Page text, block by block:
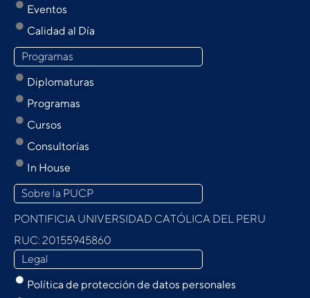
Eventos
Calidad al Día
Programas
Diplomaturas
Programas
Cursos
Consultorías
In House
Sobre la PUCP
PONTIFICIA UNIVERSIDAD CATÓLICA DEL PERU
RUC: 20155945860
Legal
Política de protección de datos personales